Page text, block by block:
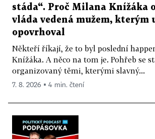
stáda“. Proč Milana Knížáka
vláda vedená mužem, kterým
opovrhoval
Někteří říkají, že to byl poslední
Knížáka. A něco na tom je. Pohřeb se
organizovaný těmi, kterými slavný...
7. 8. 2026 ▪ 4 min. čtení